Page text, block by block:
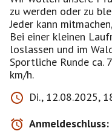
zu werden oder zu
Jeder kann
Bei einer kleinen
loslassen und im
Sportliche Runde ca.
km/h.
Di., 12.08.2025,
Anmeldeschluss: